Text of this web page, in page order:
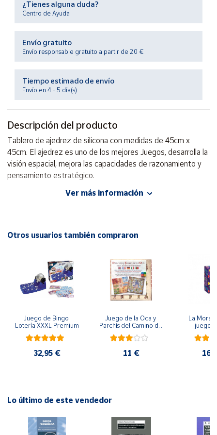
Productos
Solidarios
Ayuda
Centro
de ayuda
Contacto
Vendedores
Mapa de
vendedores
Hazte
Cuenta
Península
Baleares
¿Tienes alguna duda?
Centro de Ayuda
Envío gratuito
Envío responsable gratuito a partir de 20 €
Tiempo estimado de envío
Envío en 4 - 5 día(s)
Descripción del producto
Tablero de ajedrez de silicona con medidas de 45cm x
45cm. El ajedrez es uno de los mejores Juegos, desarrolla la
visión espacial, mejora las capacidades de razonamiento y
pensamiento estratégico.
No recomendable para niños menores de 3 años. Contiene
Ver más información
Otros usuarios también compraron
Juego de Bingo
Lotería XXXL Premium
32,95 €
Juego de la Oca y
Parchís del Camino de
Santiago
11 €
La
juego
Lo último de este vendedor